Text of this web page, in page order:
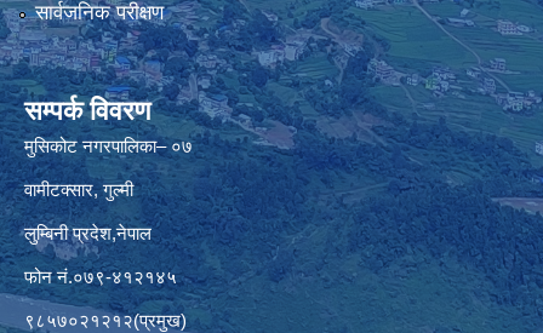
सार्वजनिक परीक्षण
सम्पर्क विवरण
मुसिकोट नगरपालिका– ०७
वामीटक्सार, गुल्मी
लुम्बिनी प्रदेश,नेपाल
फोन नं.०७९-४१२१४५
९८५७०२१२१२(प्रमुख)